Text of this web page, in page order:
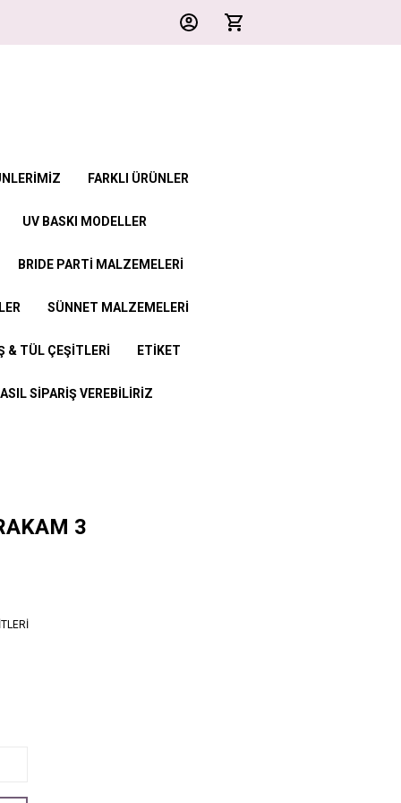
FARKLI ÜRÜNLER
UV BASKI MODELLER
BRIDE PARTİ MALZEMELERİ
SÜNNET MALZEMELERİ
& TÜL ÇEŞİTLERİ ETİKET
SİPARİŞ VEREBİLİRİZ
3